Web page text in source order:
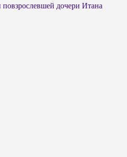
дочери Итана